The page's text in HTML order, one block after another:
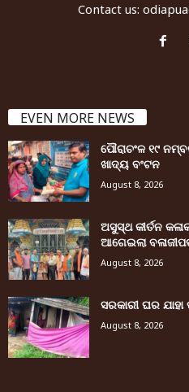
Contact us:
EVEN MORE NEWS
ପୌରାଚଂଳ ୧୯
ଖାଦ୍ୟ ବଂଟନ
August 8, 2026
ଅସୁସ୍ଥ କୀର୍ତନ
ଆଗେଇଲା
August 8, 2026
ସରକାରୀ ଘର
August 8, 2026